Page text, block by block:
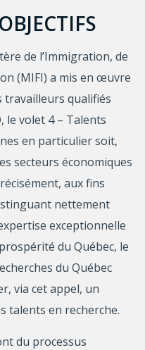
de l’Immigration, de
(MIFI) a mis en œuvre
travailleurs qualifiés
le volet 4 – Talents
en particulier soit,
secteurs économiques
aux fins
nettement
exceptionnelle
du Québec, le
du Québec
via cet appel, un
talents en recherche.
du processus